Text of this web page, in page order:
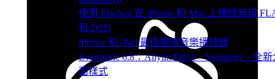
使用 Flacbox 在 iPhone 和 Mac 上播放無損
和 DSD
iPhone 和 iPad 最佳雲端音樂播放器
Evermusic 6.8：Aliyun Drive、Synology、全新
面樣式